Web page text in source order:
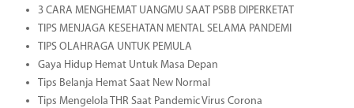
3 CARA MENGHEMAT UANGMU SAAT PSBB DIPERKETAT
TIPS MENJAGA KESEHATAN MENTAL SELAMA PANDEMI
TIPS OLAHRAGA UNTUK PEMULA
Gaya Hidup Hemat Untuk Masa Depan
Tips Belanja Hemat Saat New Normal
Tips Mengelola THR Saat Pandemic Virus Corona